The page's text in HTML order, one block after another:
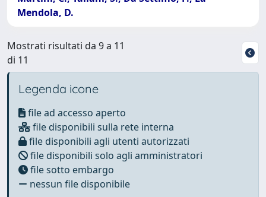
Mendola, D.
Mostrati risultati da 9 a 11
di 11
Legenda icone
file ad accesso aperto
file disponibili sulla rete interna
file disponibili agli utenti autorizzati
file disponibili solo agli amministratori
file sotto embargo
nessun file disponibile